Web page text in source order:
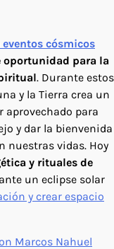
cósmicos
oportunidad para la
. Durante estos
y la Tierra crea un
aprovechado para
y dar la bienvenida
nuestras vidas. Hoy
y rituales de
un eclipse solar
y crear espacio
Marcos Nahuel